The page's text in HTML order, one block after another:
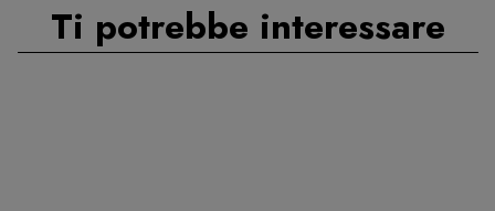
Ti potrebbe interessare